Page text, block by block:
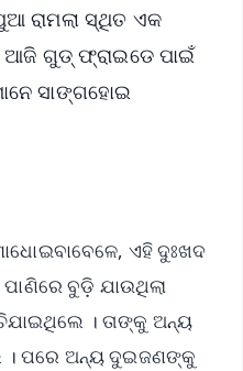
ରାମଲା ସ୍ଥିତ ଏକ
ଆଜି ଗୁଡ୍ ଫ୍ରାଇଡେ ପାଇଁ
ସାଙ୍ଗହୋଇ
ଏହି ଦୁଃଖଦ
ବୁଡ଼ି ଯାଉଥିଲା
। ତାଙ୍କୁ ଅନ୍ୟ
। ପରେ ଅନ୍ୟ ଦୁଇଜଣଙ୍କୁ